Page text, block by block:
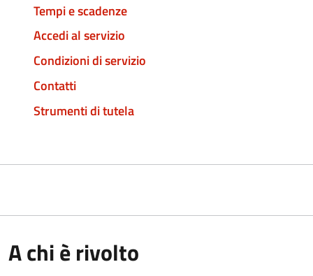
Tempi e scadenze
Accedi al servizio
Condizioni di servizio
Contatti
Strumenti di tutela
A chi è rivolto